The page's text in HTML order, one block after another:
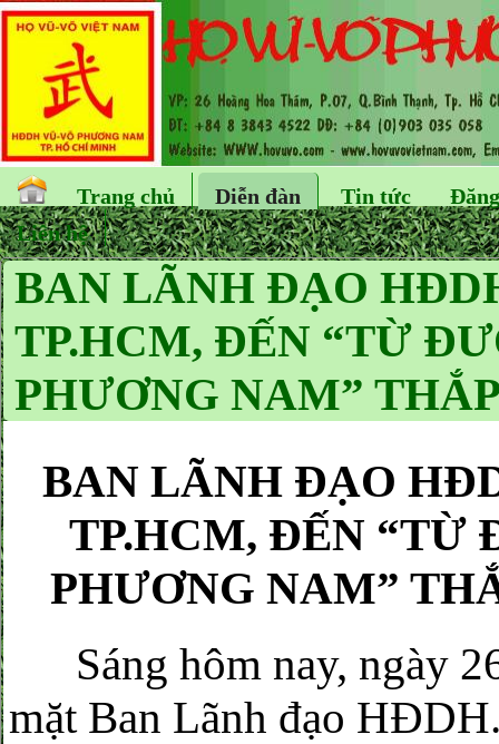
Trang chủ Diễn đàn Tin tức
Liên hệ
BAN LÃNH ĐẠO
TP.HCM, ĐẾN “TỪ
PHƯƠNG NAM”
BAN LÃNH ĐẠO
TP.HCM, ĐẾN “TỪ
PHƯƠNG NAM”
Sáng hôm nay, ngày
mặt Ban Lãnh đạo